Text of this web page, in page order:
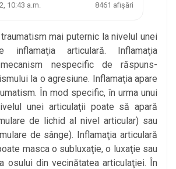
10:43 a.m. 8461 afișări
mai puternic la nivelul unei
inflamaţia articulară. Inflamaţia
nespecific de răspuns-
la o agresiune. Inflamaţia apare
În mod specific, în urma unui
unei articulaţii poate să apară
de lichid al nivel articular) sau
de sânge). Inflamaţia articulară
masca o subluxaţie, o luxaţie sau
osului din vecinătatea articulaţiei. În